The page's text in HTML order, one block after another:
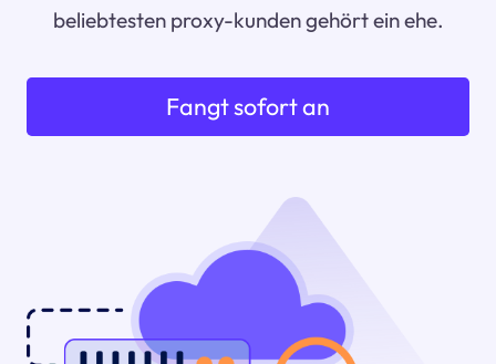
beliebtesten proxy-kunden gehört ein ehe.
Fangt sofort an